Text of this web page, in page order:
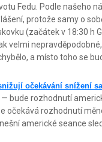
Fedu. Podle našeho
protože samy o
(začátek v 18:30 h
velmi
a místo toho se
očekávání snížení
bude rozhodnutí
očekává rozhodnutí
americké seance